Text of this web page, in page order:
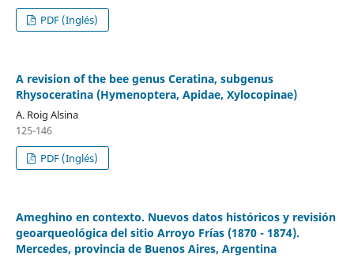
PDF (Inglés)
A revision of the bee genus Ceratina, subgenus
Rhysoceratina (Hymenoptera, Apidae, Xylocopinae)
A. Roig Alsina
125-146
PDF (Inglés)
Ameghino en contexto. Nuevos datos históricos y revisión
geoarqueológica del sitio Arroyo Frías (1870 - 1874).
Mercedes, provincia de Buenos Aires, Argentina